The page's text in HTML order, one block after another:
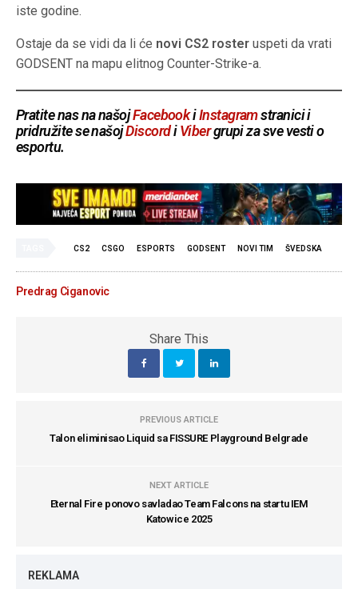
iste godine.
Ostaje da se vidi da li će novi CS2 roster uspeti da vrati
GODSENT na mapu elitnog Counter-Strike-a.
Pratite nas na našojFacebookiInstagramstranici i
pridružite se našojDiscordiVibergrupi za sve vesti o
esportu.
CS2 CSGO ESPORTS GODSENT NOVI TIM ŠVEDSKA
Predrag Ciganovic
Share This
PREVIOUS ARTICLE
Talon eliminisao Liquid sa FISSURE Playground Belgrade
NEXT ARTICLE
Eternal Fire ponovo savladao Team Falcons na startu IEM
Katowice 2025
REKLAMA